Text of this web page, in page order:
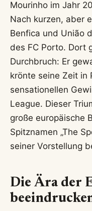
Mourinho im Jahr
Nach kurzen, aber
Benfica und União
des FC Porto. Dort
Durchbruch: Er
krönte seine Zeit in
sensationellen
League. Dieser
große europäische
Spitznamen „The
seiner Vorstellung
Die Ära der